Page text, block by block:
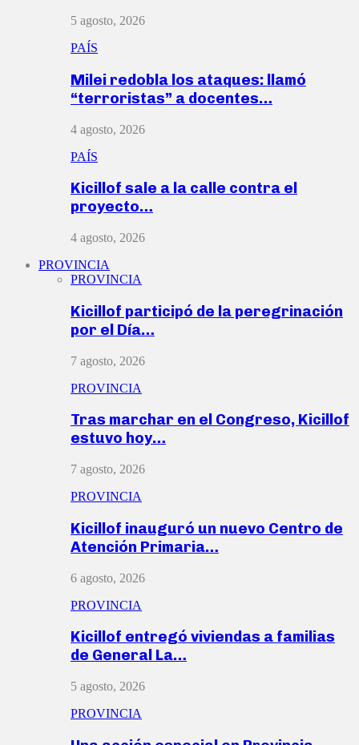
5 agosto, 2026
PAÍS
Milei redobla los ataques: llamó
“terroristas” a docentes…
4 agosto, 2026
PAÍS
Kicillof sale a la calle contra el
proyecto…
4 agosto, 2026
PROVINCIA
PROVINCIA
Kicillof participó de la peregrinación
por el Día…
7 agosto, 2026
PROVINCIA
Tras marchar en el Congreso, Kicillof
estuvo hoy…
7 agosto, 2026
PROVINCIA
Kicillof inauguró un nuevo Centro de
Atención Primaria…
6 agosto, 2026
PROVINCIA
Kicillof entregó viviendas a familias
de General La…
5 agosto, 2026
PROVINCIA